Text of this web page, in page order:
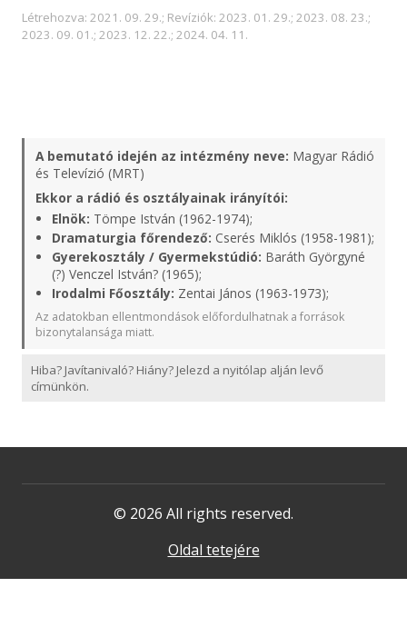
Létrehozva: 2021. 09. 29.; Revíziók: 2023. 01. 29.; 2023. 08. 23.;
2023. 09. 01.; 2023. 12. 22.; 2024. 04. 11.
A bemutató idején az intézmény neve: Magyar Rádió
és Televízió (MRT)
Ekkor a rádió és osztályainak irányítói:
Elnök: Tömpe István (1962-1974);
Dramaturgia főrendező: Cserés Miklós (1958-1981);
Gyerekosztály / Gyermekstúdió: Baráth Györgyné
(?) Venczel István? (1965);
Irodalmi Főosztály: Zentai János (1963-1973);
Az adatokban ellentmondások előfordulhatnak a források
bizonytalansága miatt.
Hiba? Javítanivaló? Hiány? Jelezd a nyitólap alján levő
címünkön.
© 2026 All rights reserved.
Oldal tetejére